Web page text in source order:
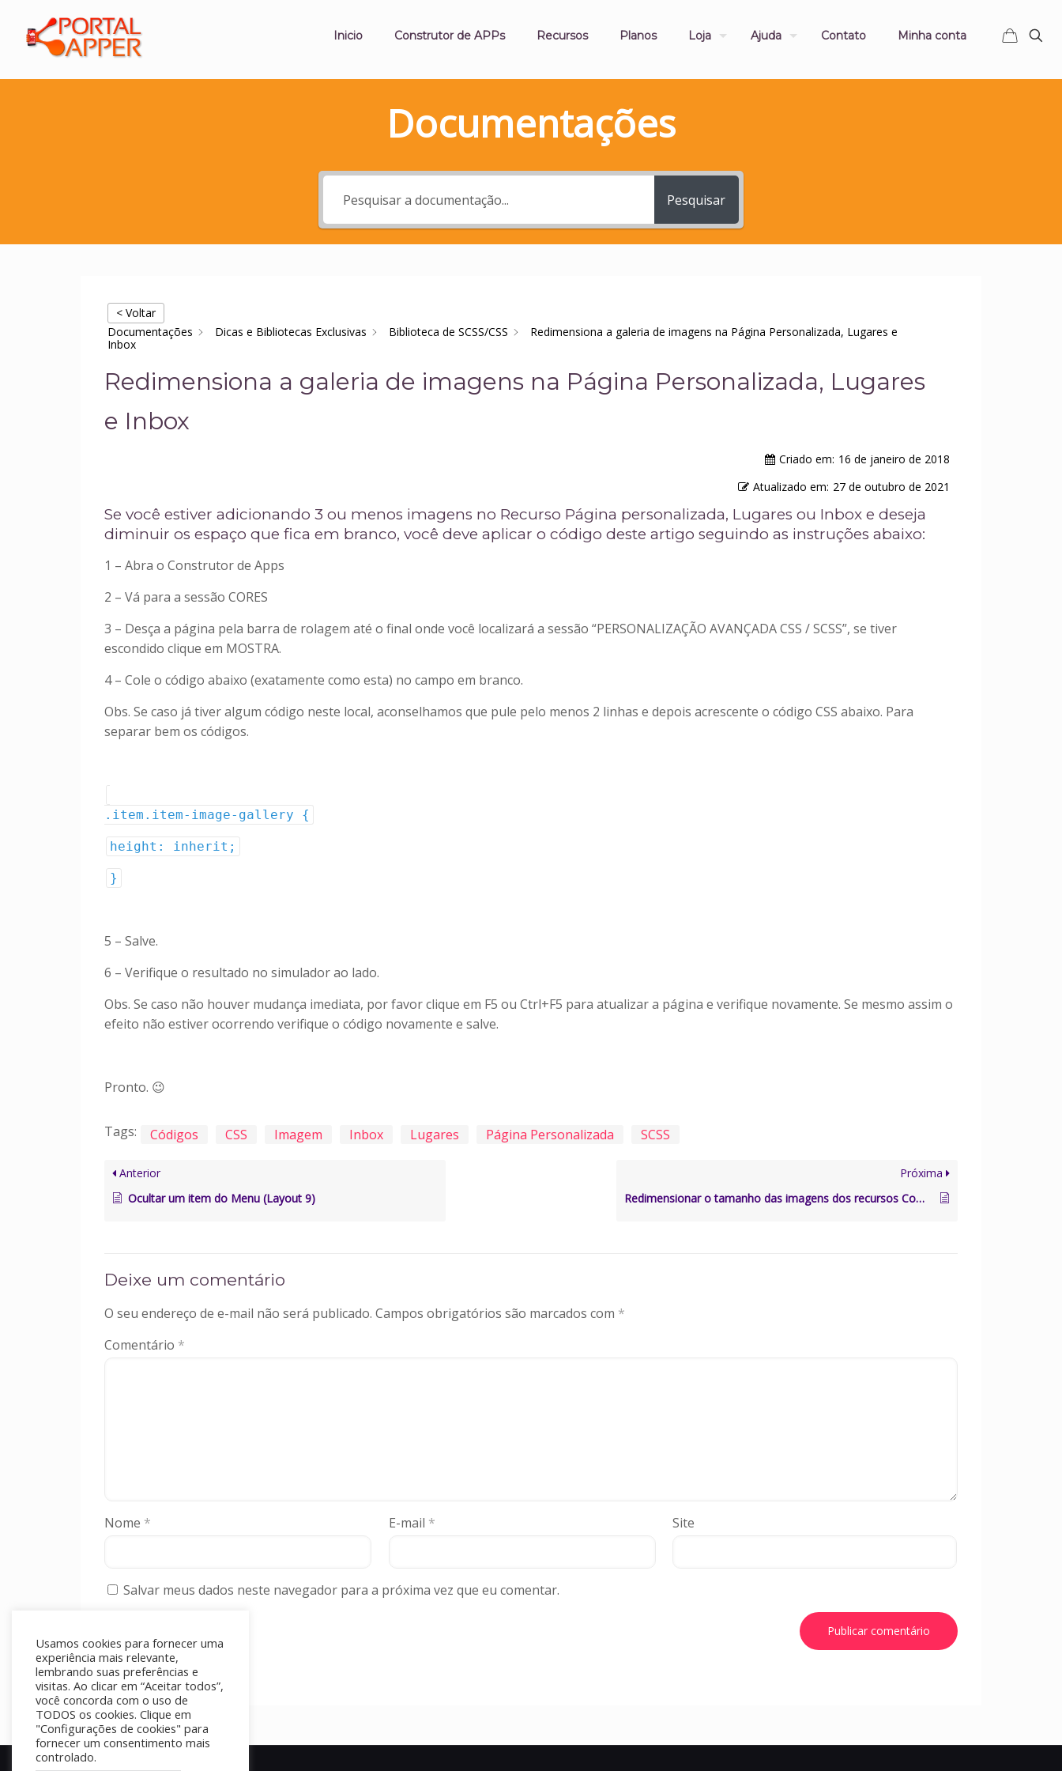
Inicio Construtor de APPs Recursos Planos Loja Ajuda Contato Minha conta
Documentações
Pesquisar
< Voltar
Documentações
Dicas e Bibliotecas Exclusivas Biblioteca de SCSS/CSS
Redimensiona a galeria de imagens na Página Personalizada, Lugares e
Inbox
Redimensiona a galeria de imagens na Página Personalizada, Lugares
e Inbox
Criado em: 16 de janeiro de 2018
Atualizado em: 27 de outubro de 2021
Se você estiver adicionando 3 ou menos imagens no Recurso Página personalizada, Lugares ou Inbox e deseja
diminuir os espaço que fica em branco, você deve aplicar o código deste artigo seguindo as instruções abaixo:
1 – Abra o Construtor de Apps
2 – Vá para a sessão CORES
3 – Desça a página pela barra de rolagem até o final onde você localizará a sessão “PERSONALIZAÇÃO AVANÇADA CSS / SCSS”, se tiver
escondido clique em MOSTRA.
4 – Cole o código abaixo (exatamente como esta) no campo em branco.
Obs. Se caso já tiver algum código neste local, aconselhamos que pule pelo menos 2 linhas e depois acrescente o código CSS abaixo. Para
separar bem os códigos.
.item.item-image-gallery {
height: inherit;
}
5 – Salve.
6 – Verifique o resultado no simulador ao lado.
Obs. Se caso não houver mudança imediata, por favor clique em F5 ou Ctrl+F5 para atualizar a página e verifique novamente. Se mesmo assim o
efeito não estiver ocorrendo verifique o código novamente e salve.
Pronto. 😉
Tags: Códigos CSS Imagem Inbox Lugares Página Personalizada SCSS
Anterior
Ocultar um item do Menu (Layout 9)
Próxima
Redimensionar o tamanho das imagens dos recursos Comércio e Lugares (retangular)
Deixe um comentário
O seu endereço de e-mail não será publicado. Campos obrigatórios são marcados com *
Comentário *
Nome * E-mail * Site
Salvar meus dados neste navegador para a próxima vez que eu comentar.
Usamos cookies para fornecer uma
experiência mais relevante,
lembrando suas preferências e
visitas. Ao clicar em “Aceitar todos”,
você concorda com o uso de
TODOS os cookies. Clique em
"Configurações de cookies" para
fornecer um consentimento mais
controlado.